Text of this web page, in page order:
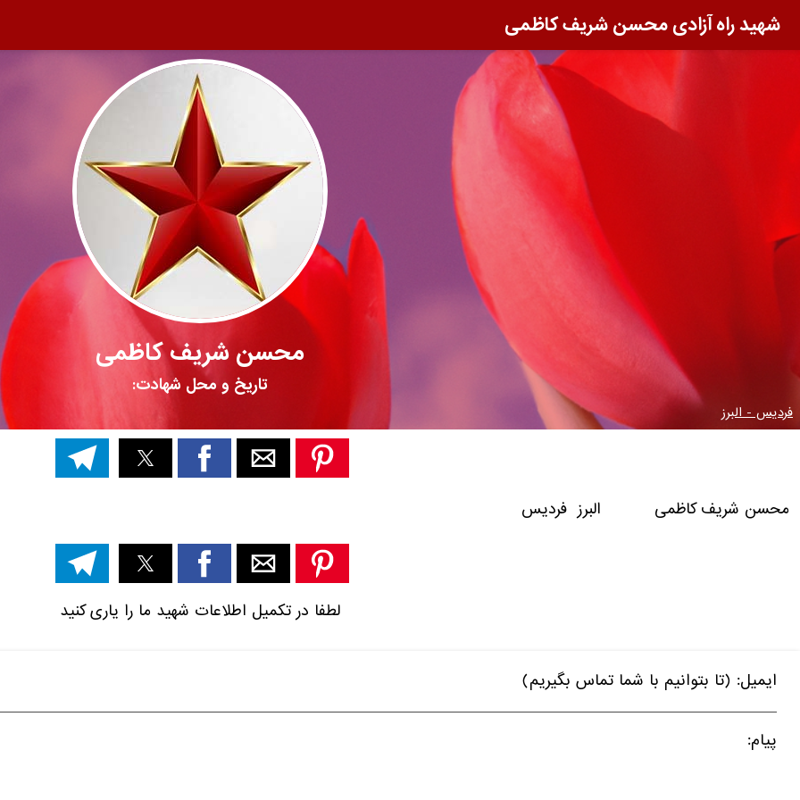
شهید راه آزادی محسن شریف کاظمی
محسن شریف کاظمی
تاریخ و محل شهادت:
فردیس - البرز
محسن شریف کاظمی البرز فردیس
لطفا در تکمیل اطلاعات شهید ما را یاری کنید
ایمیل: (تا بتوانیم با شما تماس بگیریم)
پیام: